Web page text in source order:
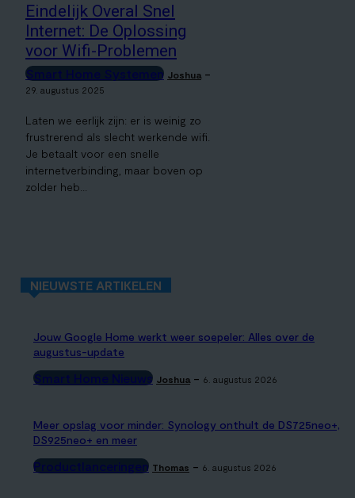
Eindelijk Overal Snel
Internet: De Oplossing
voor Wifi-Problemen
Smart Home Systemen Joshua -
29. augustus 2025
Laten we eerlijk zijn: er is weinig zo
frustrerend als slecht werkende wifi.
Je betaalt voor een snelle
internetverbinding, maar boven op
zolder heb...
NIEUWSTE ARTIKELEN
Jouw Google Home werkt weer soepeler: Alles over de
augustus-update
Smart Home Nieuws Joshua - 6. augustus 2026
Meer opslag voor minder: Synology onthult de DS725neo+,
DS925neo+ en meer
Productlanceringen Thomas - 6. augustus 2026